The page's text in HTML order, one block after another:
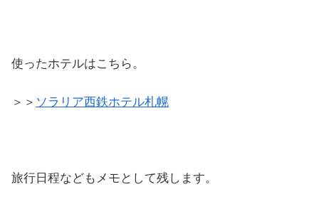
使ったホテルはこちら。
＞＞ ソラリア西鉄ホテル札幌
旅行日程などもメモとして残します。